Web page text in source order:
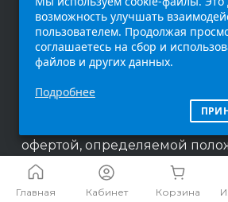
Главная Кабинет Корзина
интернет-сайт (
исключительно
ни при каких условиях не
офертой, определяемой
437 п.2 Гражданского
Федерации.
возможность улучшать
пользователем. Продолжая
соглашаетесь на сбор и
файлов и других данных.
Подробнее